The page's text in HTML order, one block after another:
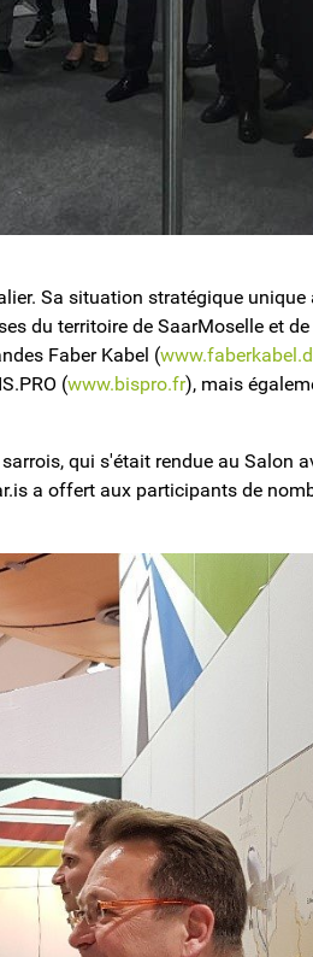
Sa situation stratégique unique
du territoire de SaarMoselle et
Faber Kabel (
(www.bispro.fr), mais
qui s'était rendue au Salon
a offert aux participants de